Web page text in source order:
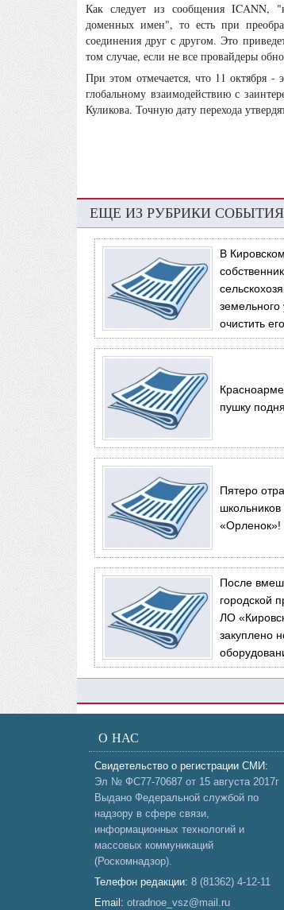
Как следует из сообщения ICANN,
доменных имен", то есть при
соединения друг с другом. Это
том случае, если не все провайдеры
При этом отмечается, что 11 октября -
глобальному взаимодействию с
Куликова. Точную дату перехода
ЕЩЕ ИЗ РУБРИКИ СОБЫТИЯ
В
земельного
очистить
пушку
Пятеро
школьников
«Орленок»!
После
городской
ЛО
закуплено
О НАС
Свидетельство о регистрации СМИ:
Эл № ФС77-70687 от 15 августа 2017г
Выдано Федеральной службой по
надзору в сфере связи,
информационных технологий и
массовых коммуникаций
(Роскомнадзор).
Телефон редакции: 8 (81362) 4-12-11
Email: otradnoe_vsz@mail.ru